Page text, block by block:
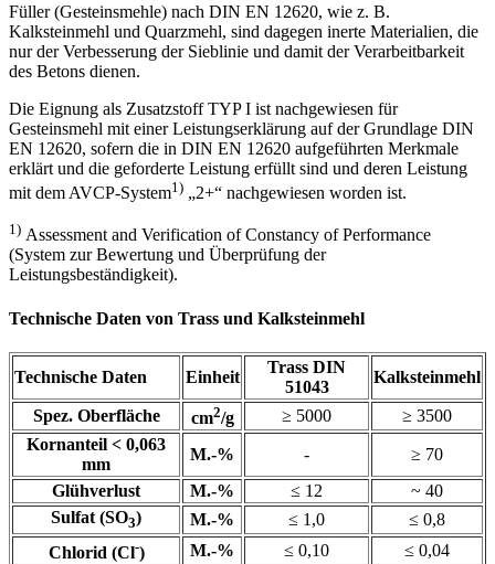
Füller (Gesteinsmehle) nach DIN EN 12620, wie z. B.
Kalksteinmehl und Quarzmehl, sind dagegen inerte Materialien, die
nur der Verbesserung der Sieblinie und damit der Verarbeitbarkeit
des Betons dienen.
Die Eignung als Zusatzstoff TYP I ist nachgewiesen für
Gesteinsmehl mit einer Leistungserklärung auf der Grundlage DIN
EN 12620, sofern die in DIN EN 12620 aufgeführten Merkmale
erklärt und die geforderte Leistung erfüllt sind und deren Leistung
mit dem AVCP-System1) „2+“ nachgewiesen worden ist.
1) Assessment and Verification of Constancy of Performance
(System zur Bewertung und Überprüfung der
Leistungsbeständigkeit).
Technische Daten von Trass und Kalksteinmehl
Technische Daten Einheit
Trass DIN
51043
Kalksteinmehl
Spez. Oberfläche cm2/g ≥ 5000
≥ 3500
Kornanteil < 0,063
mm
M.-% -
≥ 70
Glühverlust
M.-% ≤ 12
~ 40
Sulfat (SO3) M.-% ≤ 1,0
≤ 0,8
Chlorid (Cl-) M.-% ≤ 0,10
≤ 0,04